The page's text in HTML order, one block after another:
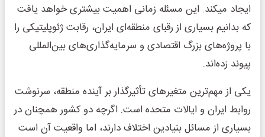
ایجاد میکند. این مسئله زمانی اهمیت بیشتری خواهد یافت
که بدانیم بسیاری از رقبای منطقه‌ای ایران، رقابت ژئوپلیتیکی را
با پروژه‌های بزرگ اقتصادی و سرمایه‌گذاری‌های بین‌المللی
پیوند زده‌اند.
یکی از مهم‌ترین متغیرهای تأثیرگذار بر آینده منطقه، سرنوشت
روابط ایران و ایالات متحده است. اگرچه دو کشور همچنان در
بسیاری از مسائل بنیادین اختلاف دارند، اما واقعیت آن است